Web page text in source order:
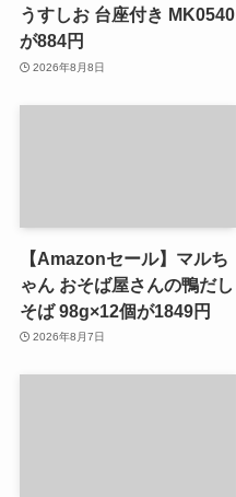
うすしお 台座付き MK0540
が884円
2026年8月8日
【Amazonセール】マルち
ゃん おそば屋さんの鴨だし
そば 98g×12個が1849円
2026年8月7日